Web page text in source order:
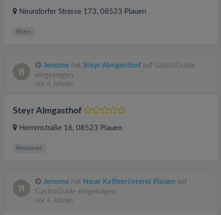
Neundorfer Strasse 173, 08523 Plauen
Bistro
Jenome hat Steyr Almgasthof auf GastroGuide
eingetragen
vor 4 Jahren
Steyr Almgasthof
Herrenstraße 16, 08523 Plauen
Restaurant
Jenome hat Neue Kaffeerösterei Plauen auf
GastroGuide eingetragen
vor 4 Jahren